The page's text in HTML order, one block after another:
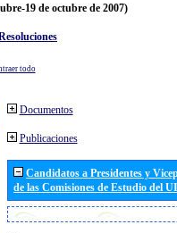
19 de octubre de 2007)
todo
Documentos
Publicaciones
Candidatos a Presidentes y
de las Comisiones de Estudio del